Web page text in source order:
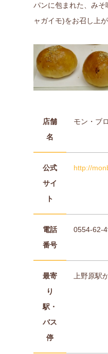
パンに包まれた、み
ャガイモ)をお召し上が
店舗
名
モン・ブ
公式
サイ
ト
http://
電話
番号
0554-62-
最寄
り
駅・
バス
停
上野原駅